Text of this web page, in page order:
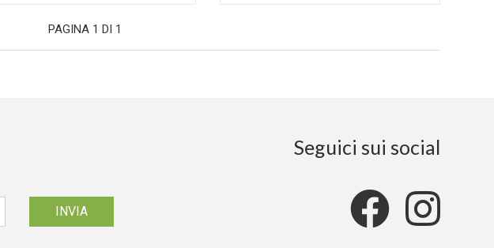
PAGINA 1 DI 1
Seguici sui social